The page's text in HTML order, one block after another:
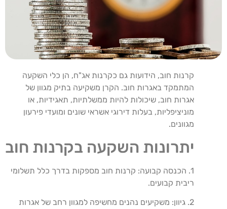
קרנות חוב, הידועות גם כקרנות אג"ח, הן כלי השקעה
המתמקד באגרות חוב. הקרן משקיעה בתיק מגוון של
אגרות חוב, שיכולות להיות ממשלתיות, תאגידיות, או
מוניציפליות, בעלות דירוגי אשראי שונים ומועדי פירעון
מגוונים.
יתרונות השקעה בקרנות חוב
1. הכנסה קבועה: קרנות חוב מספקות בדרך כלל תשלומי
ריבית קבועים.
2. גיוון: משקיעים נהנים מחשיפה למגוון רחב של אגרות